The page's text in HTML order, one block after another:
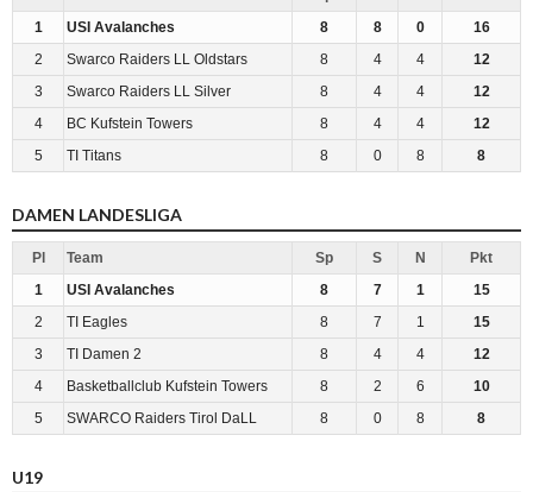
1
USI Avalanches 8 8 0
16
2
Swarco Raiders LL Oldstars 8 4 4
12
3
Swarco Raiders LL Silver 8 4 4
12
4
BC Kufstein Towers 8 4 4
12
5
TI Titans 8 0 8 8
DAMEN LANDESLIGA
Pl Team Sp S N
Pkt
1
USI Avalanches 8 7 1
15
2
TI Eagles 8 7 1
15
3
TI Damen 2 8 4 4
12
4
Basketballclub Kufstein Towers 8 2 6
10
5
SWARCO Raiders Tirol DaLL 8 0 8 8
U19